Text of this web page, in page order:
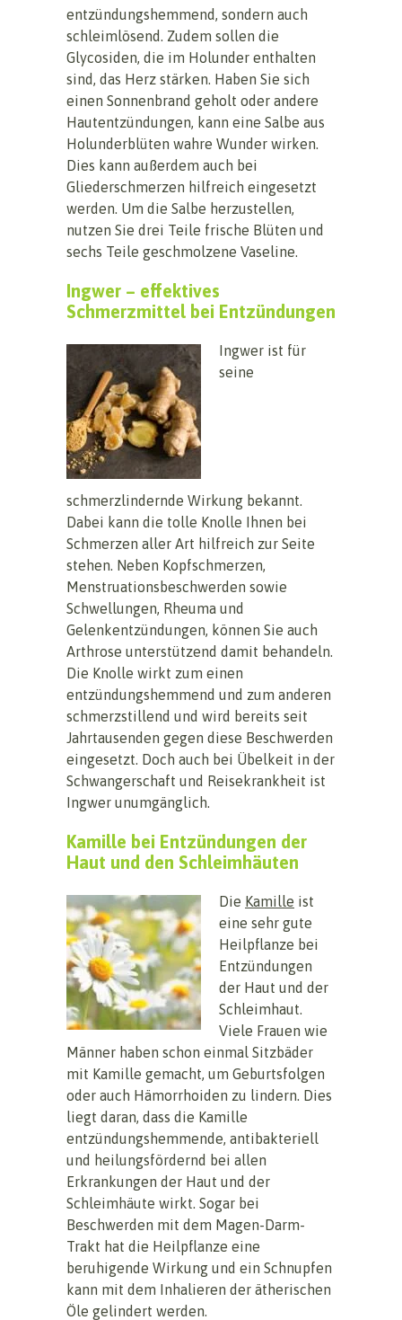
entzündungshemmend, sondern auch
schleimlösend. Zudem sollen die
Glycosiden, die im Holunder enthalten
sind, das Herz stärken. Haben Sie sich
einen Sonnenbrand geholt oder andere
Hautentzündungen, kann eine Salbe aus
Holunderblüten wahre Wunder wirken.
Dies kann außerdem auch bei
Gliederschmerzen hilfreich eingesetzt
werden. Um die Salbe herzustellen,
nutzen Sie drei Teile frische Blüten und
sechs Teile geschmolzene Vaseline.
Ingwer – effektives
Schmerzmittel bei Entzündungen
Ingwer ist für
seine
schmerzlindernde Wirkung bekannt.
Dabei kann die tolle Knolle Ihnen bei
Schmerzen aller Art hilfreich zur Seite
stehen. Neben Kopfschmerzen,
Menstruationsbeschwerden sowie
Schwellungen, Rheuma und
Gelenkentzündungen, können Sie auch
Arthrose unterstützend damit behandeln.
Die Knolle wirkt zum einen
entzündungshemmend und zum anderen
schmerzstillend und wird bereits seit
Jahrtausenden gegen diese Beschwerden
eingesetzt. Doch auch bei Übelkeit in der
Schwangerschaft und Reisekrankheit ist
Ingwer unumgänglich.
Kamille bei Entzündungen der
Haut und den Schleimhäuten
Die Kamille ist
eine sehr gute
Heilpflanze bei
Entzündungen
der Haut und der
Schleimhaut.
Viele Frauen wie
Männer haben schon einmal Sitzbäder
mit Kamille gemacht, um Geburtsfolgen
oder auch Hämorrhoiden zu lindern. Dies
liegt daran, dass die Kamille
entzündungshemmende, antibakteriell
und heilungsfördernd bei allen
Erkrankungen der Haut und der
Schleimhäute wirkt. Sogar bei
Beschwerden mit dem Magen-Darm-
Trakt hat die Heilpflanze eine
beruhigende Wirkung und ein Schnupfen
kann mit dem Inhalieren der ätherischen
Öle gelindert werden.